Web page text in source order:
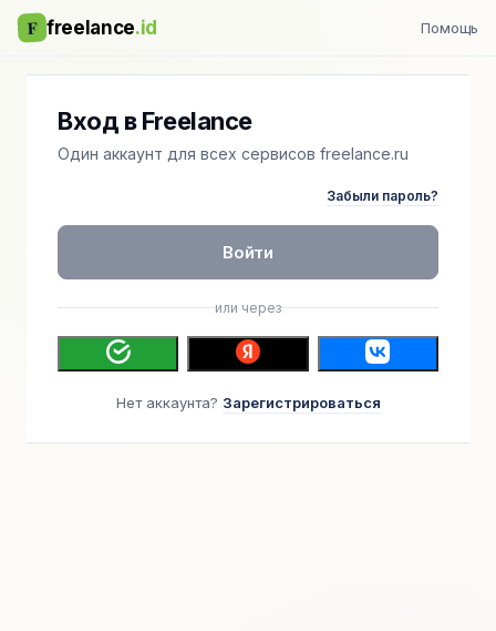
F freelance.id Помощь
Вход в Freelance
Один аккаунт для всех сервисов freelance.ru
Забыли пароль?
Войти
или через
Нет аккаунта? Зарегистрироваться